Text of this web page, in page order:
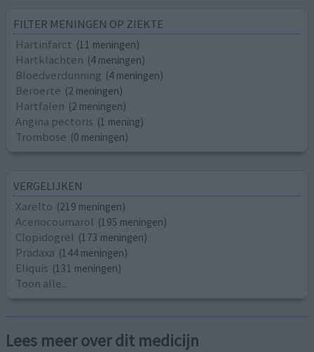
FILTER MENINGEN OP ZIEKTE
Hartinfarct (11 meningen)
Hartklachten (4 meningen)
Bloedverdunning (4 meningen)
Beroerte (2 meningen)
Hartfalen (2 meningen)
Angina pectoris (1 mening)
Trombose (0 meningen)
VERGELIJKEN
Xarelto (219 meningen)
Acenocoumarol (195 meningen)
Clopidogrel (173 meningen)
Pradaxa (144 meningen)
Eliquis (131 meningen)
Toon alle...
Lees meer over dit medicijn